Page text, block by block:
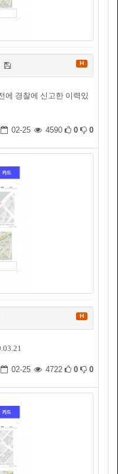
H
에 경찰에 신고한 이력있
02-25 4590 0 0
H
02-25 4722 0 0